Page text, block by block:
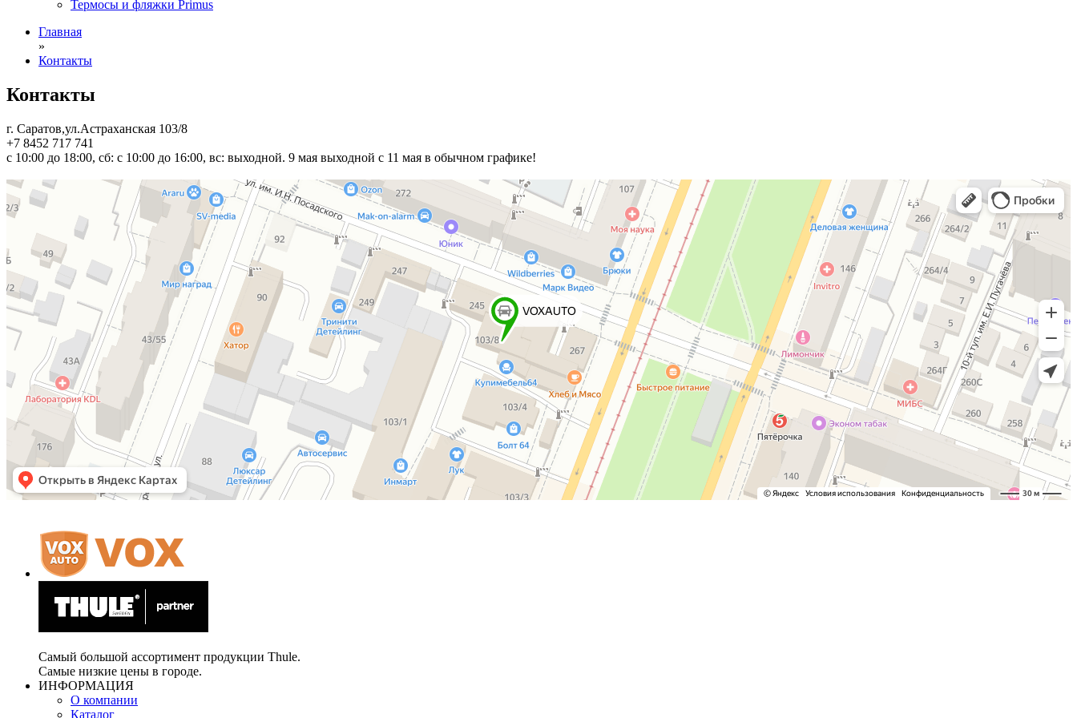
Термосы и фляжки Primus
Главная
»
Контакты
Контакты
г. Саратов,ул.Астраханская 103/8
+7 8452 717 741
с 10:00 до 18:00, сб: с 10:00 до 16:00, вс: выходной. 9 мая выходной с 11 мая в обычном графике!
Самый большой ассортимент продукции Thule.
Самые низкие цены в городе.
ИНФОРМАЦИЯ
О компании
Каталог